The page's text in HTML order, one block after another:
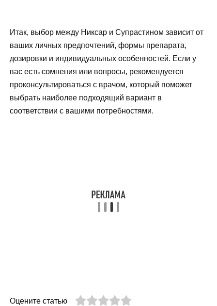
Итак, выбор между Никсар и Супрастином зависит от
ваших личных предпочтений, формы препарата,
дозировки и индивидуальных особенностей. Если у
вас есть сомнения или вопросы, рекомендуется
проконсультироваться с врачом, который поможет
выбрать наиболее подходящий вариант в
соответствии с вашими потребностями.
Оцените статью